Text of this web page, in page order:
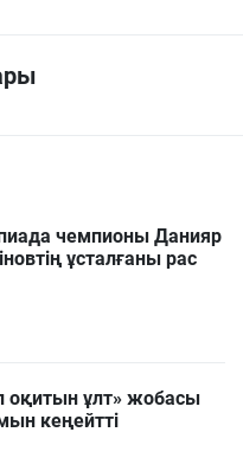
чемпионы Данияр
ұсталғаны рас
оқитын ұлт» жобасы
кеңейтті